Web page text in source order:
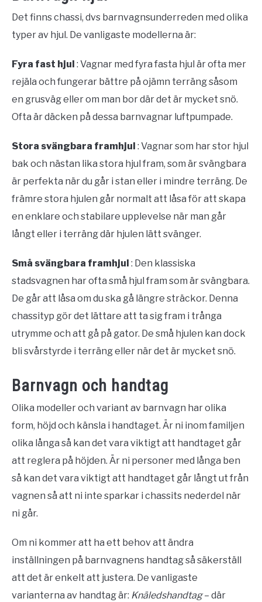
Det finns chassi, dvs barnvagnsunderreden med olika
typer av hjul. De vanligaste modellerna är:
Fyra fast hjul : Vagnar med fyra fasta hjul är ofta mer
rejäla och fungerar bättre på ojämn terräng såsom
en grusväg eller om man bor där det är mycket snö.
Ofta är däcken på dessa barnvagnar luftpumpade.
Stora svängbara framhjul : Vagnar som har stor hjul
bak och nästan lika stora hjul fram, som är svängbara
är perfekta när du går i stan eller i mindre terräng. De
främre stora hjulen går normalt att låsa för att skapa
en enklare och stabilare upplevelse när man går
långt eller i terräng där hjulen lätt svänger.
Små svängbara framhjul : Den klassiska
stadsvagnen har ofta små hjul fram som är svängbara.
De går att låsa om du ska gå längre sträckor. Denna
chassityp gör det lättare att ta sig fram i trånga
utrymme och att gå på gator. De små hjulen kan dock
bli svårstyrde i terräng eller när det är mycket snö.
Barnvagn och handtag
Olika modeller och variant av barnvagn har olika
form, höjd och känsla i handtaget. Är ni inom familjen
olika långa så kan det vara viktigt att handtaget går
att reglera på höjden. Är ni personer med långa ben
så kan det vara viktigt att handtaget går långt ut från
vagnen så att ni inte sparkar i chassits nederdel när
ni går.
Om ni kommer att ha ett behov att ändra
inställningen på barnvagnens handtag så säkerställ
att det är enkelt att justera. De vanligaste
varianterna av handtag är: Knäledshandtag– där